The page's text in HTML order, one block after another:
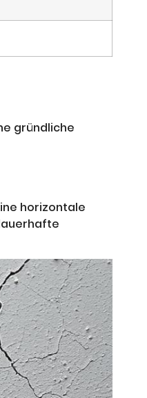
gründliche
horizontale